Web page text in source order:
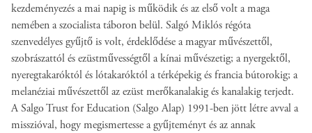
kezdeményezés a mai napig is működik és az első volt a maga
nemében a szocialista táboron belül. Salgó Miklós régóta
szenvedélyes gyűjtő is volt, érdeklődése a magyar művészettől,
szobrászattól és ezüstművességtől a kínai művészetig; a nyergektől,
nyeregtakaróktól és lótakaróktól a térképekig és francia bútorokig; a
melanéziai művészettől az ezüst merőkanalakig és kanalakig terjedt.
A Salgo Trust for Education (Salgo Alap) 1991-ben jött létre avval a
misszióval, hogy megismertesse a gyűjteményt és az annak